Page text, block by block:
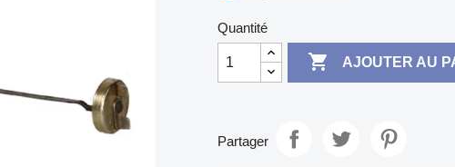
Quantité
 AJOUTER AU
Partager